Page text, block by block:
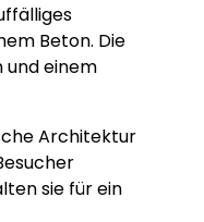
Beton. Die
und einem
Architektur
sie für ein